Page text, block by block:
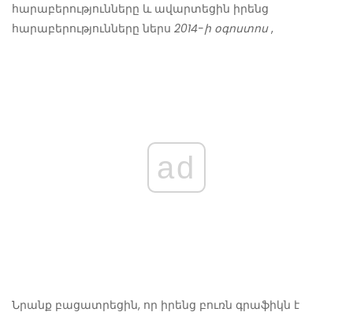
հարաբերությունները և ավարտեցին իրենց
հարաբերությունները ներս 2014-ի օգոստոս,
ad
Նրանք բացատրեցին, որ իրենց բուռն գրաֆիկն է